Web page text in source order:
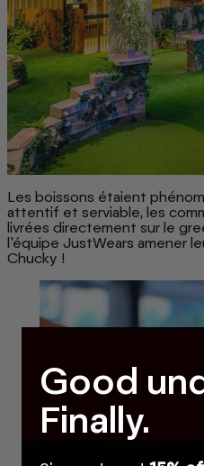
Les boissons étaient
attentif et serviable, les
livrées directement sur le
l'équipe JustWears amener
Chucky !
Good
Finally.